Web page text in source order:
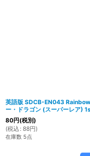
英語版 SDCB-EN043
ー・ドラゴン (スーパーレア)
80円(税別)
(税込 : 88円)
在庫数 5点